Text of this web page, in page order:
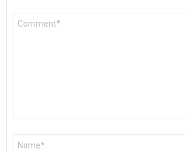
Commentaire
Nom